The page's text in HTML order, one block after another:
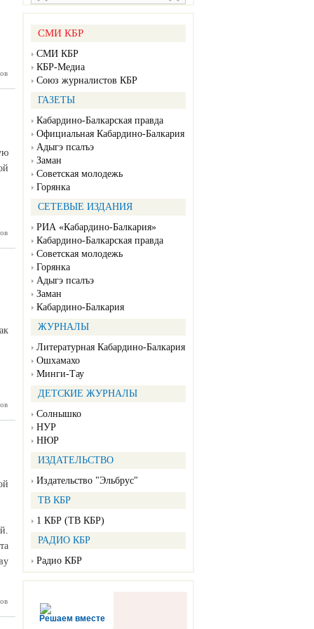
СМИ КБР
СМИ КБР
КБР-Медиа
Союз журналистов КБР
ГАЗЕТЫ
Кабардино-Балкарская правда
Официальная Кабардино-Балкария
Адыгэ псалъэ
Заман
Советская молодежь
Горянка
СЕТЕВЫЕ ИЗДАНИЯ
РИА «Кабардино-Балкария»
Кабардино-Балкарская правда
Советская молодежь
Горянка
Адыгэ псалъэ
Заман
Кабардино-Балкария
ЖУРНАЛЫ
Литературная Кабардино-Балкария
Ошхамахо
Минги-Тау
ДЕТСКИЕ ЖУРНАЛЫ
Солнышко
НУР
НЮР
ИЗДАТЕЛЬСТВО
Издательство "Эльбрус"
ТВ КБР
1 КБР (ТВ КБР)
РАДИО КБР
Радио КБР
Решаем вместе
сошел